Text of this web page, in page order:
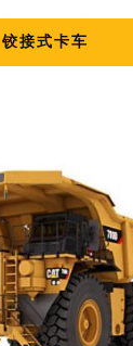
铰接式卡车